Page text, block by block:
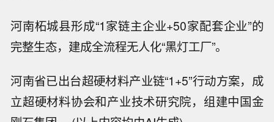
河南柘城县形成“1家链主企业+50家配套企业”的
完整生态，建成全流程无人化“黑灯工厂”。
河南省已出台超硬材料产业链“1+5”行动方案，成
立超硬材料协会和产业技术研究院，组建中国金